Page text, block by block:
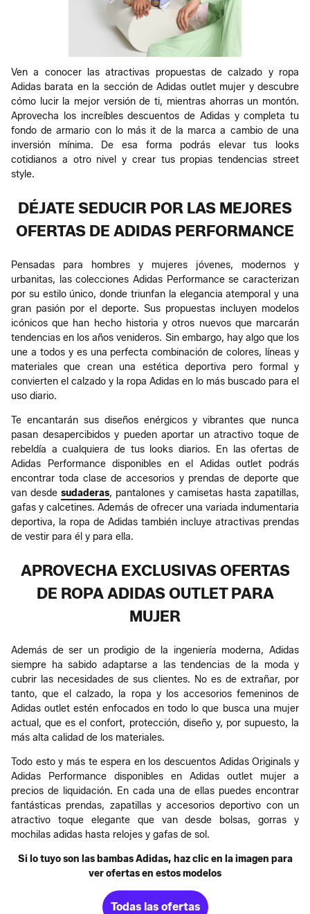
Ven a conocer las atractivas propuestas de calzado y ropa
Adidas barata en la sección de Adidas outlet mujer y descubre
cómo lucir la mejor versión de ti, mientras ahorras un montón.
Aprovecha los increíbles descuentos de Adidas y completa tu
fondo de armario con lo más it de la marca a cambio de una
inversión mínima. De esa forma podrás elevar tus looks
cotidianos a otro nivel y crear tus propias tendencias street
style.
DÉJATE SEDUCIR POR LAS MEJORES
OFERTAS DE ADIDAS PERFORMANCE
Pensadas para hombres y mujeres jóvenes, modernos y
urbanitas​, las colecciones Adidas Performance se caracterizan
por su estilo único, donde triunfan la elegancia atemporal y una
gran pasión por el deporte. Sus propuestas incluyen modelos
icónicos que han hecho historia y otros nuevos que marcarán
tendencias en los años venideros. ​Sin embargo, hay algo que los
une a todos y es una perfecta combinación de colores, líneas y
materiales que crean una estética deportiva pero formal y
convierten el calzado y la ropa Adidas en lo más buscado para el
uso diario.​
Te encantarán sus diseños enérgicos y vibrantes que nunca
pasan desapercibidos y pueden aportar un atractivo toque de
rebeldía a cualquiera de tus looks diarios. En las ofertas de
Adidas Performance disponibles en el Adidas outlet podrás
encontrar toda clase de accesorios y prendas de deporte que
van desdesudaderas, pantalones y camisetas hasta zapatillas,
gafas y calcetines. Además de ofrecer una variada indumentaria
deportiva, la ropa de Adidas también incluye atractivas prendas
de vestir para él y para ella.​
APROVECHA EXCLUSIVAS OFERTAS
DE ROPA ADIDAS OUTLET PARA
MUJER
Además de ser un prodigio de la ingeniería moderna, Adidas
siempre ha sabido adaptarse a las tendencias de la moda y
cubrir las necesidades de sus clientes. No es de extrañar, por
tanto, que el calzado, la ropa y los accesorios femeninos de
Adidas outlet estén enfocados en todo lo que busca una mujer
actual, que es el confort, protección, diseño y, por supuesto, la
más alta calidad de los materiales.​
Todo esto y más te espera en los descuentos Adidas Originals y
Adidas Performance disponibles en Adidas outlet mujer a
precios de liquidación. En cada una de ellas puedes encontrar
fantásticas prendas, zapatillas y accesorios deportivo con un
atractivo toque elegante que van desde bolsas, gorras y
mochilas adidas hasta relojes y gafas de sol​.
Si lo tuyo son las bambas Adidas, haz clic en la imagen para
ver ofertas en estos modelos
Todas las ofertas